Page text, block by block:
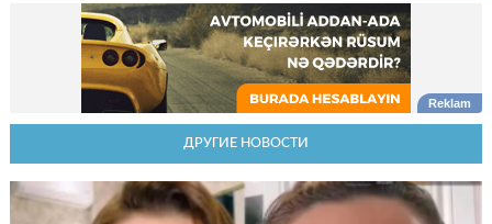
ДРУГИЕ НОВОСТИ